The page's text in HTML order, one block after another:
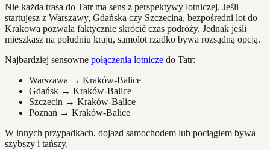
Nie każda trasa do Tatr ma sens z perspektywy lotniczej. Jeśli
startujesz z Warszawy, Gdańska czy Szczecina, bezpośredni lot do
Krakowa pozwala faktycznie skrócić czas podróży. Jednak jeśli
mieszkasz na południu kraju, samolot rzadko bywa rozsądną opcją.
Najbardziej sensowne połączenia lotnicze do Tatr:
Warszawa → Kraków-Balice
Gdańsk → Kraków-Balice
Szczecin → Kraków-Balice
Poznań → Kraków-Balice
W innych przypadkach, dojazd samochodem lub pociągiem bywa
szybszy i tańszy.